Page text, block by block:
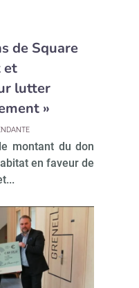
de Square
et
lutter
»
montant du don
en faveur de